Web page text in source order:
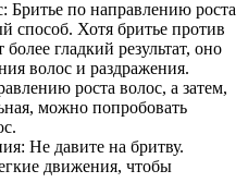
Бритье по направлению роста
способ. Хотя бритье против
гладкий результат, оно
волос и раздражения.
роста волос, а затем,
можно попробовать
Не давите на бритву.
движения, чтобы